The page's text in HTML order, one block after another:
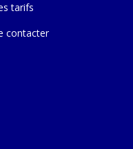
tarifs
contacter